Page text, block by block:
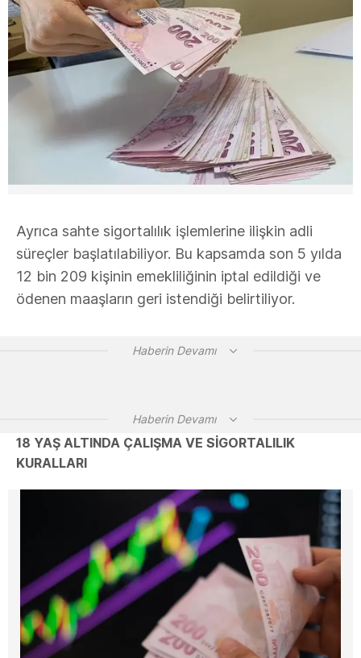
Ayrıca sahte sigortalılık işlemlerine ilişkin adli
süreçler başlatılabiliyor. Bu kapsamda son 5 yılda
12 bin 209 kişinin emekliliğinin iptal edildiği ve
ödenen maaşların geri istendiği belirtiliyor.
Haberin Devamı
Haberin Devamı
18 YAŞ ALTINDA ÇALIŞMA VE SIGORTALILIK
KURALLARI